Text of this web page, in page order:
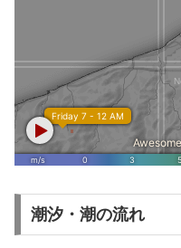
潮汐・潮の流れ